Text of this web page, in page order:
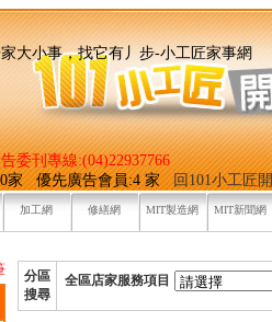
家大小事，找它有丿步-小
委刊專線:(04)22937766
家 優先廣告會員:4 家回101小工匠
加工網 修繕網 MIT製造網 MIT新聞網
分區
搜尋
全區店家服務項目